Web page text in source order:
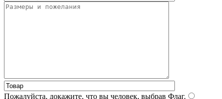
Пожалуйста, докажите, что вы человек, выбрав Флаг.